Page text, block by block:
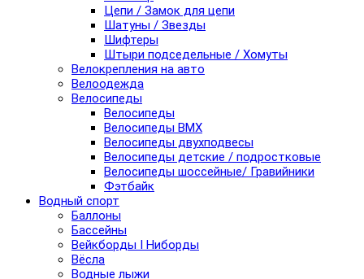
Цепи / Замок для цепи
Шатуны / Звезды
Шифтеры
Штыри подседельные / Хомуты
Велокрепления на авто
Велоодежда
Велосипеды
Велосипеды
Велосипеды BMX
Велосипеды двухподвесы
Велосипеды детские / подростковые
Велосипеды шоссейные/ Гравийники
Фэтбайк
Водный спорт
Баллоны
Бассейны
Вейкборды I Ниборды
Вёсла
Водные лыжи